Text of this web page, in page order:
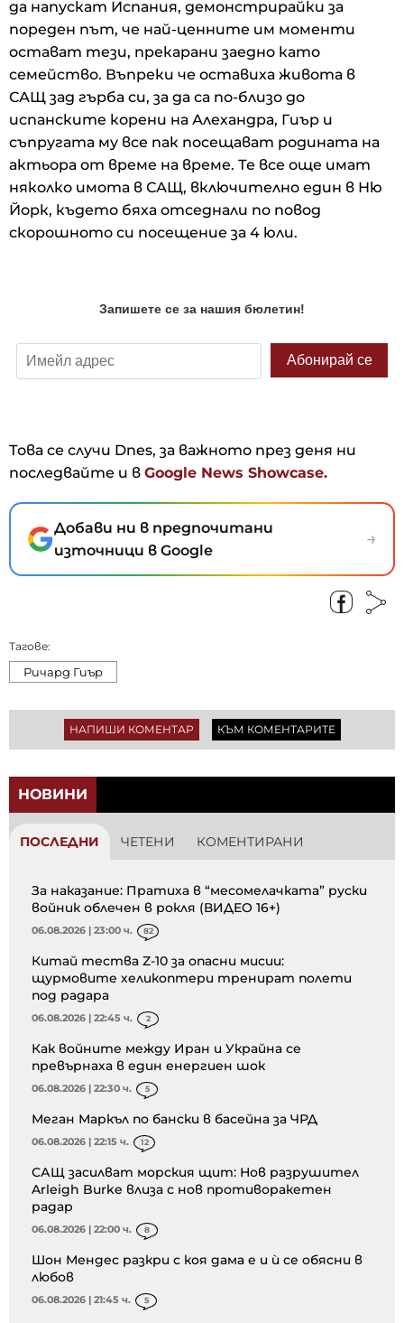
да напускат Испания, демонстрирайки за
пореден път, че най-ценните им моменти
остават тези, прекарани заедно като
семейство. Въпреки че оставиха живота в
САЩ зад гърба си, за да са по-близо до
испанските корени на Алехандра, Гиър и
съпругата му все пак посещават родината на
актьора от време на време. Те все още имат
няколко имота в САЩ, включително един в Ню
Йорк, където бяха отседнали по повод
скорошното си посещение за 4 юли.
Това се случи Dnes, за важното през деня ни
последвайте и в Google News Showcase.
Добави ни в предпочитани
източници в Google
→
Тагове:
Ричард Гиър
НАПИШИ КОМЕНТАР КЪМ КОМЕНТАРИТЕ
НОВИНИ
ПОСЛЕДНИ ЧЕТЕНИ КОМЕНТИРАНИ
За наказание: Пратиха в “месомелачката” руски
войник облечен в рокля (ВИДЕО 16+)
06.08.2026 | 23:00 ч. 82
Китай тества Z-10 за опасни мисии:
щурмовите хеликоптери тренират полети
под радара
06.08.2026 | 22:45 ч. 2
Как войните между Иран и Украйна се
превърнаха в един енергиен шок
06.08.2026 | 22:30 ч. 5
Меган Маркъл по бански в басейна за ЧРД
06.08.2026 | 22:15 ч. 12
САЩ засилват морския щит: Нов разрушител
Arleigh Burke влиза с нов противоракетен
радар
06.08.2026 | 22:00 ч. 8
Шон Мендес разкри с коя дама е и ѝ се обясни в
любов
06.08.2026 | 21:45 ч. 5